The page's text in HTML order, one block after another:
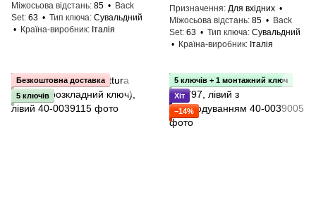
Міжосьова відстань 85
Back
Set 63 Тип ключа Сувальдний
Країна-виробник
Італія
Призначення Для вхідних
Міжосьова відстань 85
Back
Set 63 Тип ключа Сувальдний
Країна-виробник
Італія
Безкоштовна доставка
5 ключів
5 ключів + 1 монтажний ключ
Хіт
−14%